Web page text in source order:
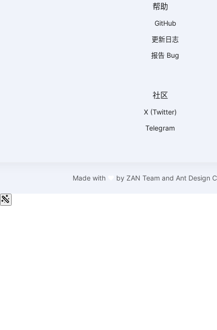
帮助
GitHub
更新日志
报告 Bug
社区
X (Twitter)
Telegram
Made with❤ by ZAN Team and Ant Design